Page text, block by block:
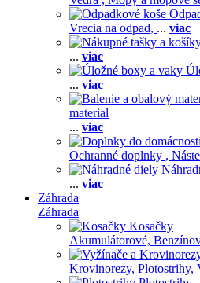
Vrecia na odpad, ... viac
... viac
... viac
material
... viac
Ochranné doplnky ,
... viac
Záhrada
Záhrada
Kosačky
Akumulátorové,
Krovinorezy, Plotostrihy,